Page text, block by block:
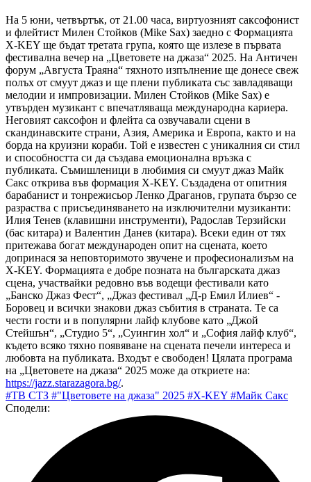
На 5 юни, четвъртък, от 21.00 часа, виртуозният саксофонист
и флейтист Милен Стойков (Mike Sax) заедно с Формацията
X-KEY ще бъдат третата група, която ще излезе в първата
фестивална вечер на „Цветовете на джаза“ 2025. На Античен
форум „Августа Траяна“ тяхното изпълнение ще донесе свеж
полъх от смуут джаз и ще плени публиката със завладяващи
мелодии и импровизации. Милен Стойков (Mike Sax) е
утвърден музикант с впечатляваща международна кариера.
Неговият саксофон и флейта са озвучавали сцени в
скандинавските страни, Азия, Америка и Европа, както и на
борда на круизни кораби. Той е известен с уникалния си стил
и способността си да създава емоционална връзка с
публиката. Съмишленици в любимия си смуут джаз Майк
Сакс открива във формация X-KEY. Създадена от опитния
барабанист и тонрежисьор Ленко Драганов, групата бързо се
разраства с присъединяването на изключителни музиканти:
Илия Тенев (клавишни инструменти), Радослав Терзийски
(бас китара) и Валентин Данев (китара). Всеки един от тях
притежава богат международен опит на сцената, което
допринася за неповторимото звучене и професионализъм на
X-KEY. Формацията е добре позната на българската джаз
сцена, участвайки редовно във водещи фестивали като
„Банско Джаз Фест“, „Джаз фестивал „Д-р Емил Илиев“ -
Боровец и всички знакови джаз събития в страната. Те са
чести гости и в популярни лайф клубове като „Джой
Стейшън“, „Студио 5“, „Суингин хол“ и „София лайф клуб“,
където всяко тяхно появяване на сцената печели интереса и
любовта на публиката. Входът е свободен! Цялата програма
на „Цветовете на джаза“ 2025 може да откриете на:
https://jazz.starazagora.bg/.
#ТВ СТЗ #"Цветовете на джаза" 2025 #X-KEY #Майк Сакс
Сподели: